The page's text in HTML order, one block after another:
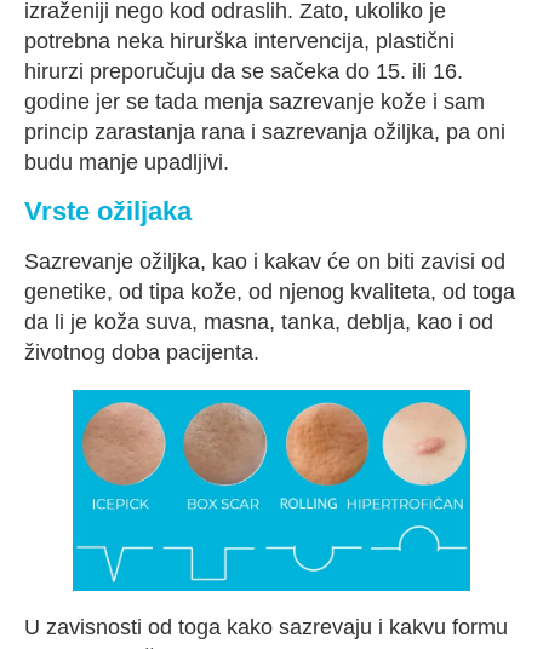
izraženiji nego kod odraslih. Zato, ukoliko je
potrebna neka hirurška intervencija, plastični
hirurzi preporučuju da se sačeka do 15. ili 16.
godine jer se tada menja sazrevanje kože i sam
princip zarastanja rana i sazrevanja ožiljka, pa oni
budu manje upadljivi.
Vrste ožiljaka
Sazrevanje ožiljka, kao i kakav će on biti zavisi od
genetike, od tipa kože, od njenog kvaliteta, od toga
da li je koža suva, masna, tanka, deblja, kao i od
životnog doba pacijenta.
U zavisnosti od toga kako sazrevaju i kakvu formu